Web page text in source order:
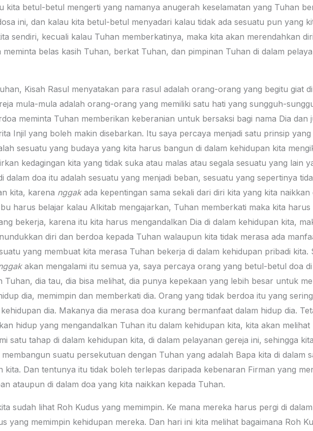
kita betul-betul mengerti yang namanya anugerah keselamatan yang Tuhan
ini, dan kalau kita betul-betul menyadari kalau tidak ada sesuatu pun yang
sendiri, kecuali kalau Tuhan memberkatinya, maka kita akan merendahkan
belas kasih Tuhan, berkat Tuhan, dan pimpinan Tuhan di dalam
Kisah Rasul menyatakan para rasul adalah orang-orang yang begitu giat
mula-mula adalah orang-orang yang memiliki satu hati yang sungguh-
meminta Tuhan memberikan keberanian untuk bersaksi bagi nama Dia dan
Injil yang boleh makin disebarkan. Itu saya percaya menjadi satu prinsip
sesuatu yang budaya yang kita harus bangun di dalam kehidupan kita
kedagingan kita yang tidak suka atau malas atau segala sesuatu yang lain
dalam doa itu adalah sesuatu yang menjadi beban, sesuatu yang sepertinya
kita, karena nggakada kepentingan sama sekali dari diri kita yang kita naikkan
harus belajar kalau Alkitab mengajarkan, Tuhan memberkati maka kita harus
bekerja, karena itu kita harus mengandalkan Dia di dalam kehidupan kita,
diri dan berdoa kepada Tuhan walaupun kita tidak merasa ada
yang membuat kita merasa Tuhan bekerja di dalam kehidupan pribadi kita.
akan mengalami itu semua ya, saya percaya orang yang betul-betul doa
Tuhan, dia tau, dia bisa melihat, dia punya kepekaan yang lebih besar untuk
dia, memimpin dan memberkati dia. Orang yang tidak berdoa itu yang
dia. Makanya dia merasa doa kurang bermanfaat dalam hidup dia.
hidup yang mengandalkan Tuhan itu dalam kehidupan kita, kita akan melihat
satu tahap di dalam kehidupan kita, di dalam pelayanan gereja ini, sehingga
suatu persekutuan dengan Tuhan yang adalah Bapa kita di dalam
kita. Dan tentunya itu tidak boleh terlepas daripada kebenaran Firman yang
ataupun di dalam doa yang kita naikkan kepada Tuhan.
sudah lihat Roh Kudus yang memimpin. Ke mana mereka harus pergi di
yang memimpin kehidupan mereka. Dan hari ini kita melihat bagaimana Roh